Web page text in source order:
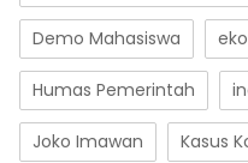
Demo Mahasiswa
Humas Pemerintah
Joko Imawan Kasus